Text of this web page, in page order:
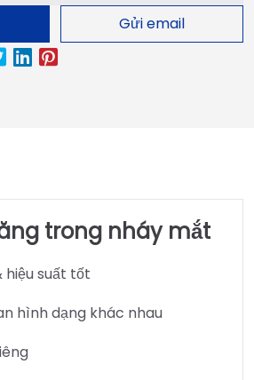
Gửi email
trong nháy mắt
hiệu suất tốt
hình dạng khác nhau